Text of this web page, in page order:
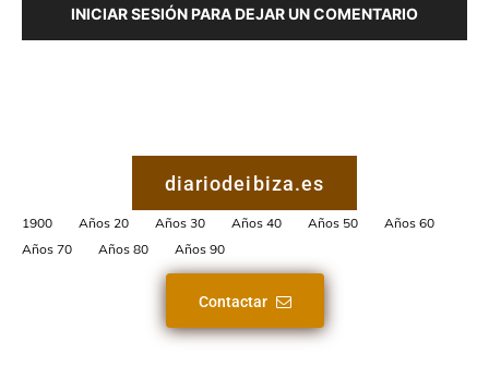
INICIAR SESIÓN PARA DEJAR UN COMENTARIO
diariodeibiza.es
1900 Años 20 Años 30 Años 40 Años 50
Años 60
Años 70
Años 80 Años 90
Contactar